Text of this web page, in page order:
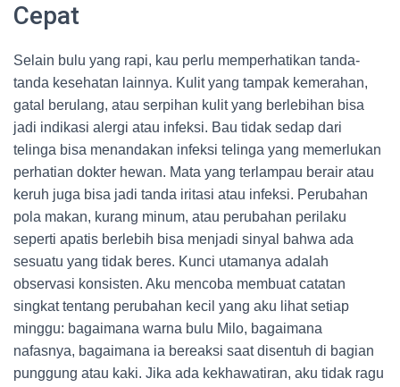
Cepat
Selain bulu yang rapi, kau perlu memperhatikan tanda-
tanda kesehatan lainnya. Kulit yang tampak kemerahan,
gatal berulang, atau serpihan kulit yang berlebihan bisa
jadi indikasi alergi atau infeksi. Bau tidak sedap dari
telinga bisa menandakan infeksi telinga yang memerlukan
perhatian dokter hewan. Mata yang terlampau berair atau
keruh juga bisa jadi tanda iritasi atau infeksi. Perubahan
pola makan, kurang minum, atau perubahan perilaku
seperti apatis berlebih bisa menjadi sinyal bahwa ada
sesuatu yang tidak beres. Kunci utamanya adalah
observasi konsisten. Aku mencoba membuat catatan
singkat tentang perubahan kecil yang aku lihat setiap
minggu: bagaimana warna bulu Milo, bagaimana
nafasnya, bagaimana ia bereaksi saat disentuh di bagian
punggung atau kaki. Jika ada kekhawatiran, aku tidak ragu